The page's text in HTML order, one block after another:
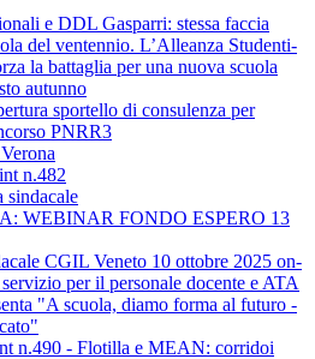
e DDL Gasparri: stessa faccia
del ventennio. L’Alleanza Studenti-
la battaglia per una nuova scuola
autunno
sportello di consulenza per
PNRR3
n.482
sindacale
WEBINAR FONDO ESPERO 13
CGIL Veneto 10 ottobre 2025 on-
per il personale docente e ATA
"A scuola, diamo forma al futuro -
n.490 - Flotilla e MEAN: corridoi